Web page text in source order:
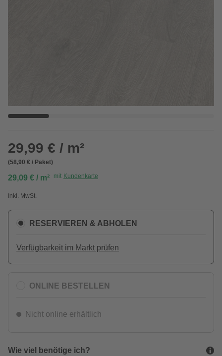
29,99 € / m²
(58,90 € / Paket)
29,09 € / m² mit Kundenkarte
Inkl. MwSt.
RESERVIEREN & ABHOLEN
Verfügbarkeit im Markt prüfen
ONLINE BESTELLEN
Nicht online erhältlich
Wie viel benötige ich?